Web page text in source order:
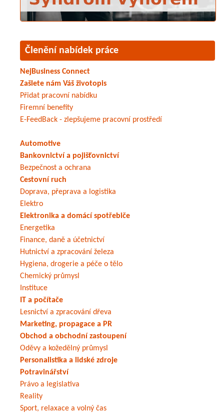
Členění nabídek práce
NejBusiness Connect
Zašlete nám Váš životopis
Přidat pracovní nabídku
Firemní benefity
E-FeedBack - zlepšujeme pracovní prostředí
Automotive
Bankovnictví a pojišťovnictví
Bezpečnost a ochrana
Cestovní ruch
Doprava, přeprava a logistika
Elektro
Elektronika a domácí spotřebiče
Energetika
Finance, daně a účetnictví
Hutnictví a zpracování železa
Hygiena, drogerie a péče o tělo
Chemický průmysl
Instituce
IT a počítače
Lesnictví a zpracování dřeva
Marketing, propagace a PR
Obchod a obchodní zastoupení
Oděvy a kožedělný průmysl
Personalistika a lidské zdroje
Potravinářství
Právo a legislativa
Reality
Sport, relaxace a volný čas